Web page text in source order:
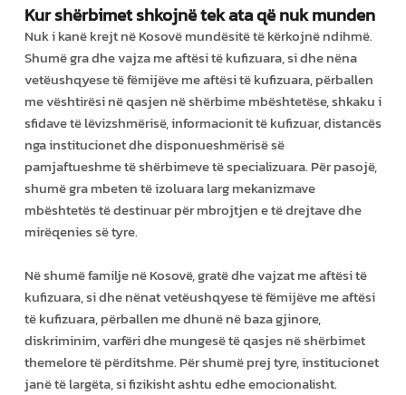
Kur shërbimet shkojnë tek ata që nuk munden
Nuk i kanë krejt në Kosovë mundësitë të kërkojnë ndihmë.
Shumë gra dhe vajza me aftësi të kufizuara, si dhe nëna
vetëushqyese të fëmijëve me aftësi të kufizuara, përballen
me vështirësi në qasjen në shërbime mbështetëse, shkaku i
sfidave të lëvizshmërisë, informacionit të kufizuar, distancës
nga institucionet dhe disponueshmërisë së
pamjaftueshme të shërbimeve të specializuara. Për pasojë,
shumë gra mbeten të izoluara larg mekanizmave
mbështetës të destinuar për mbrojtjen e të drejtave dhe
mirëqenies së tyre.
Në shumë familje në Kosovë, gratë dhe vajzat me aftësi të
kufizuara, si dhe nënat vetëushqyese të fëmijëve me aftësi
të kufizuara, përballen me dhunë në baza gjinore,
diskriminim, varfëri dhe mungesë të qasjes në shërbimet
themelore të përditshme. Për shumë prej tyre, institucionet
janë të largëta, si fizikisht ashtu edhe emocionalisht.